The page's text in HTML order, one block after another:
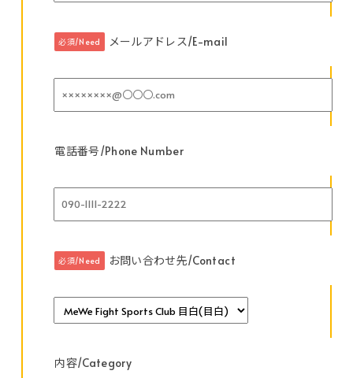
必須/Need メールアドレス/E-mail
電話番号/Phone Number
必須/Need お問い合わせ先/Contact
内容/Category